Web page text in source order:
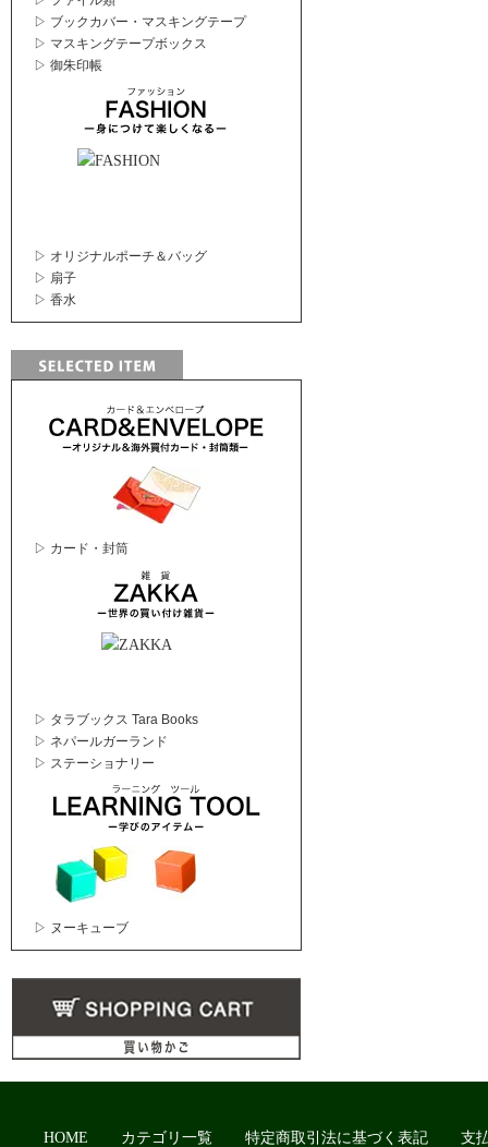
▷ ブックカバー・マスキングテープ
▷ マスキングテープボックス
▷ 御朱印帳
▷ オリジナルポーチ＆バッグ
▷ 扇子
▷ 香水
▷ カード・封筒
▷ タラブックス Tara Books
▷ ネパールガーランド
▷ ステーショナリー
▷ ヌーキューブ
HOME カテゴリ一覧 特定商取引法に基づく表記 支